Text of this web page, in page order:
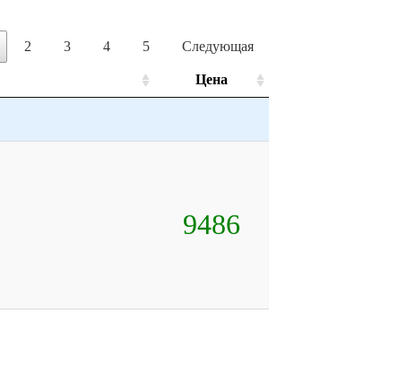
2 3 4 5 Следующая
Цена
9486